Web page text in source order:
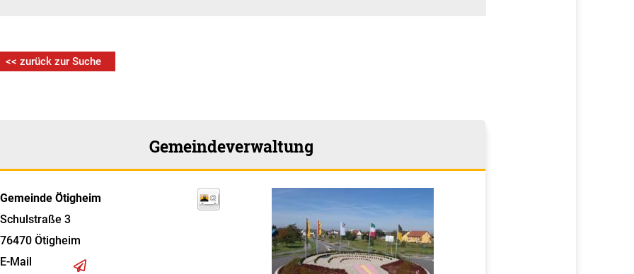
<< zurück zur Suche
Gemeindeverwaltung
Gemeinde Ötigheim
Schulstraße 3
76470 Ötigheim
E-Mail